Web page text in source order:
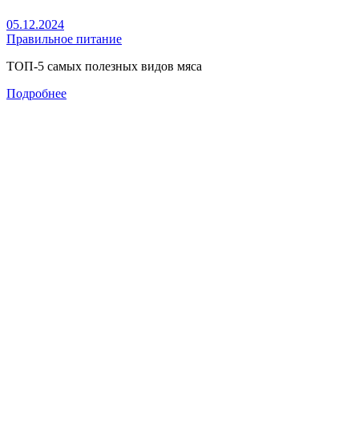
05.12.2024
Правильное питание
ТОП-5 самых полезных видов мяса
Подробнее